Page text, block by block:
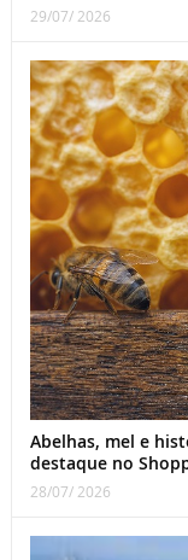
29/07/ 2026
Abelhas, mel e
destaque no
28/07/ 2026